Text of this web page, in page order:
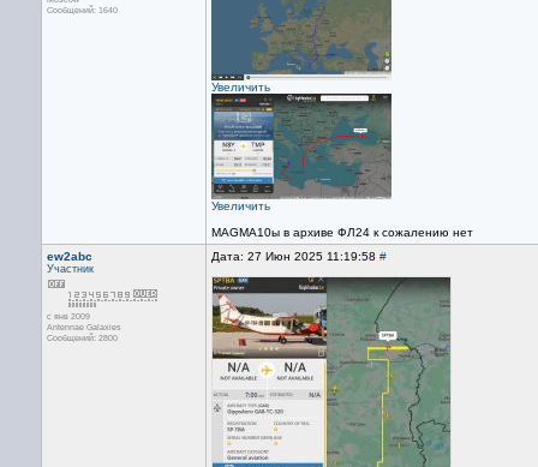
Сообщений: 1640
Увеличить
Увеличить
MAGMA10ы в архиве ФЛ24 к сожалению нет
ew2abc
Участник
с янв 2009
Antennae Galaxies
Сообщений: 2800
Дата: 27 Июн 2025 11:19:58 #